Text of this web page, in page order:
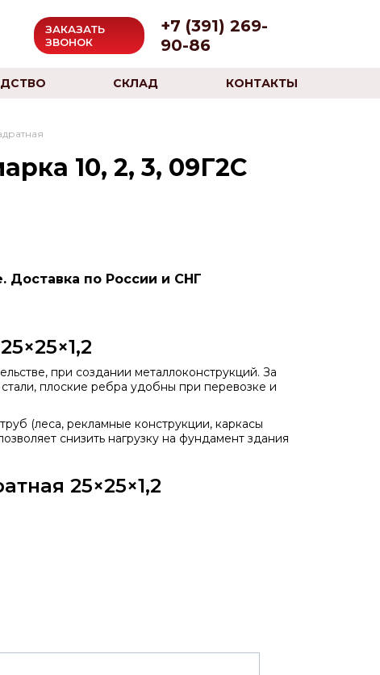
ЗАКАЗАТЬ
ЗВОНОК
+7 (391) 269-
90-86
СКЛАД КОНТАКТЫ
10, 2, 3, 09Г2С
Доставка по России и СНГ
при создании металлоконструкций. За
плоские ребра удобны при перевозке и
(леса, рекламные конструкции, каркасы
снизить нагрузку на фундамент здания
25×25×1,2